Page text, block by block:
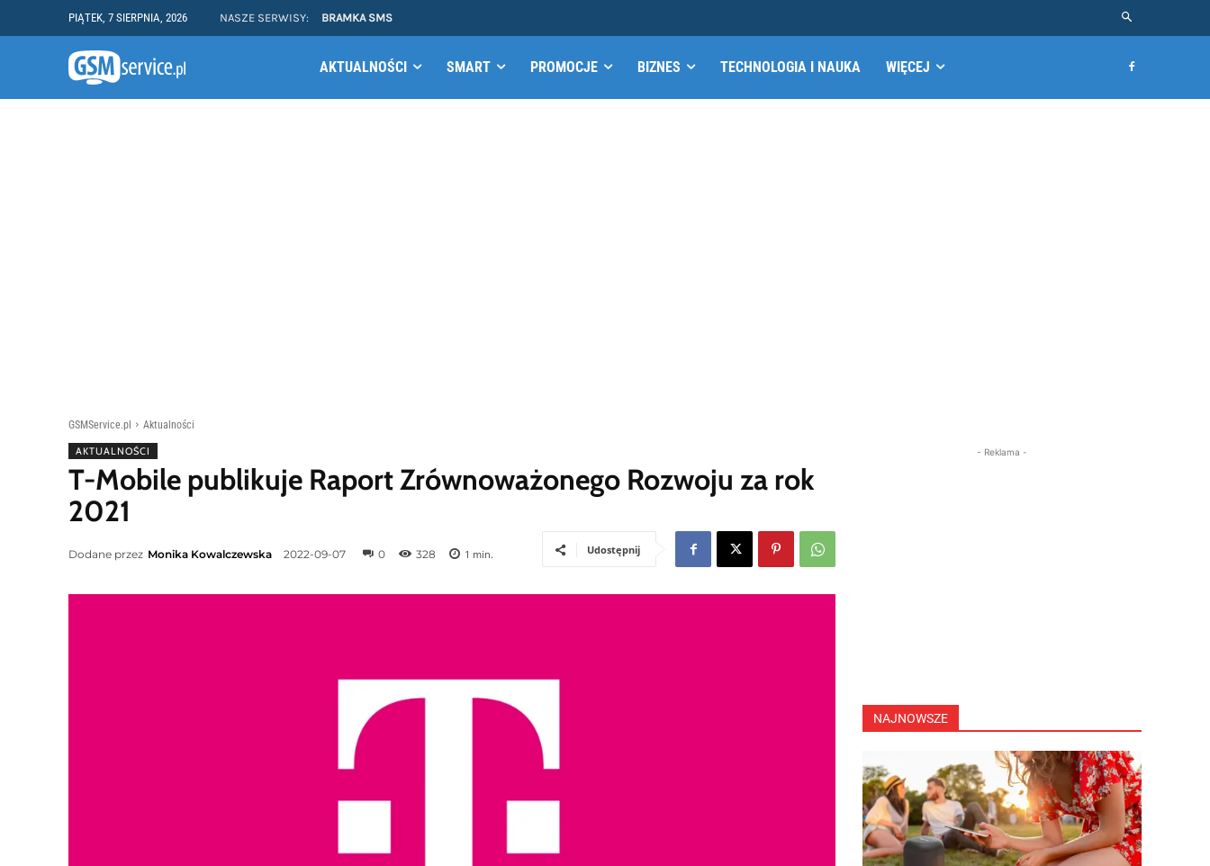
PIĄTEK, 7 SIERPNIA, 2026 NASZE SERWISY: BRAMKA SMS
AKTUALNOŚCI SMART PROMOCJE BIZNES TECHNOLOGIA I NAUKA WIĘCEJ
GSMService.pl Aktualności
AKTUALNOŚCI
T-Mobile publikuje Raport Zrównoważonego Rozwoju za rok
2021
Dodane przez Monika Kowalczewska 2022-09-07 0 328 1 min. Udostępnij
- Reklama -
NAJNOWSZE